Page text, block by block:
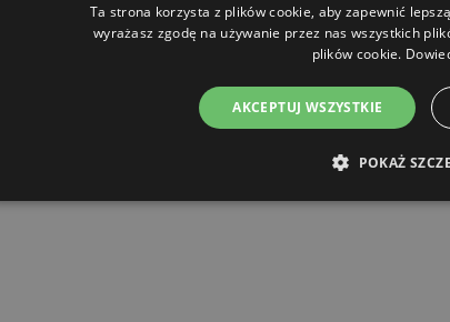
od wieku, aktywności i kondycji psa. Pies powinien mieć
Ta strona korzysta z plików cookie, aby zapewnić
wyrażasz zgodę na używanie przez nas wszystkich
plików cookie.
AKCEPTUJ WSZYSTKIE
POKAŻ